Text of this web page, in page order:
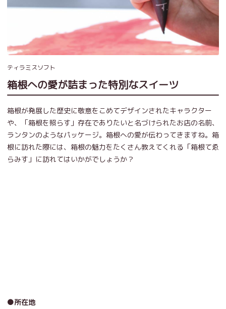
ティラミスソフト
箱根への愛が詰まった特別なスイーツ
箱根が発展した歴史に敬意をこめてデザインされたキャラクター
や、「箱根を照らす」存在でありたいと名づけられたお店の名前、
ランタンのようなパッケージ。箱根への愛が伝わってきますね。箱
根に訪れた際には、箱根の魅力をたくさん教えてくれる「箱根てゑ
らみす」に訪れてはいかがでしょうか？
●所在地